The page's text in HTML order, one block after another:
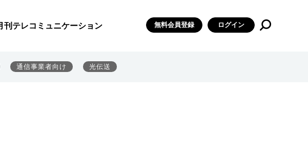
刊テレコミュニケーション 無料会員登録 ログイン
通信事業者向け 光伝送